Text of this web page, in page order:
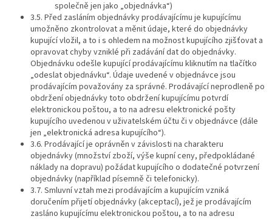
společně jen jako „objednávka“)
3.5. Před zasláním objednávky prodávajícímu je kupujícímu
umožněno zkontrolovat a měnit údaje, které do objednávky
kupující vložil, a to i s ohledem na možnost kupujícího zjišťovat a
opravovat chyby vzniklé při zadávání dat do objednávky.
Objednávku odešle kupující prodávajícímu kliknutím na tlačítko
„odeslat objednávku“. Údaje uvedené v objednávce jsou
prodávajícím považovány za správné. Prodávající neprodleně po
obdržení objednávky toto obdržení kupujícímu potvrdí
elektronickou poštou, a to na adresu elektronické pošty
kupujícího uvedenou v uživatelském účtu či v objednávce (dále
jen „elektronická adresa kupujícího“).
3.6. Prodávající je oprávněn v závislosti na charakteru
objednávky (množství zboží, výše kupní ceny, předpokládané
náklady na dopravu) požádat kupujícího o dodatečné potvrzení
objednávky (například písemně či telefonicky).
3.7. Smluvní vztah mezi prodávajícím a kupujícím vzniká
doručením přijetí objednávky (akceptací), jež je prodávajícím
zasláno kupujícímu elektronickou poštou, a to na adresu